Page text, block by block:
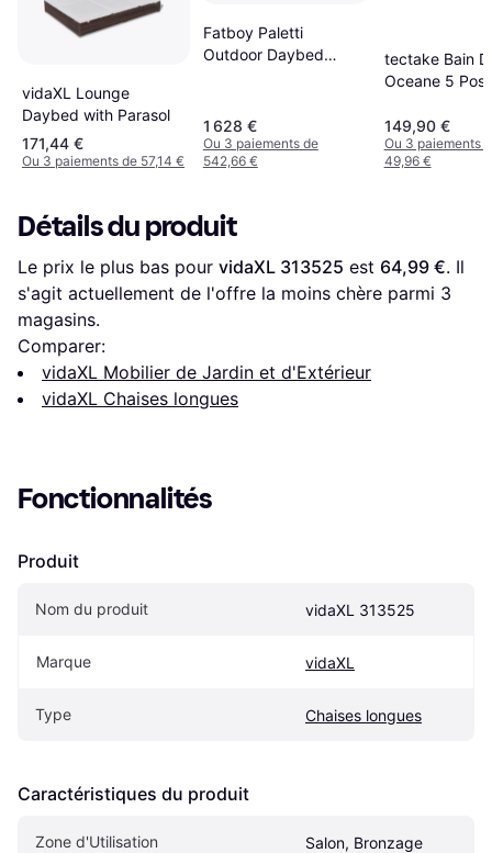
vidaXL Lounge
Daybed with Parasol
171,44 €
Ou 3 paiements de 57,14 €
Fatboy Paletti
Outdoor Daybed
1 628 €
Ou 3 paiements de
542,66 €
tectake Bain
Oceane 5
149,90 €
Ou 3 paiements
49,96 €
Détails du produit
Le prix le plus bas pour vidaXL 313525 est 64,99 €. Il
s'agit actuellement de l'offre la moins chère parmi 3
magasins.
Comparer:
vidaXL Mobilier de Jardin et d'Extérieur
vidaXL Chaises longues
Fonctionnalités
Produit
Nom du produit vidaXL 313525
Marque vidaXL
Type Chaises longues
Caractéristiques du produit
Zone d'Utilisation Salon, Bronzage